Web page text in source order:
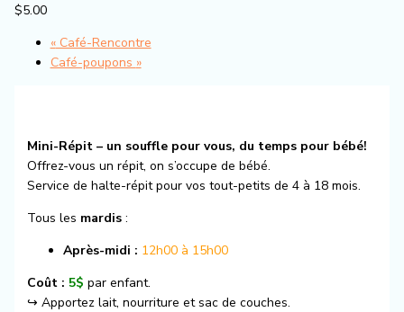
$5.00
«Café-Rencontre
Café-poupons »
Mini-Répit – un souffle pour vous, du temps pour bébé!
Offrez-vous un répit, on s’occupe de bébé.
Service de halte-répit pour vos tout-petits de 4 à 18 mois.
Tous les mardis:
Après-midi : 12h00 à 15h00
Coût : 5$ par enfant.
↪️ Apportez lait, nourriture et sac de couches.